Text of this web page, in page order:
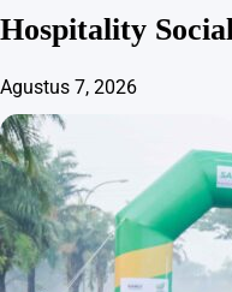
Hospitality
Agustus 7, 2026